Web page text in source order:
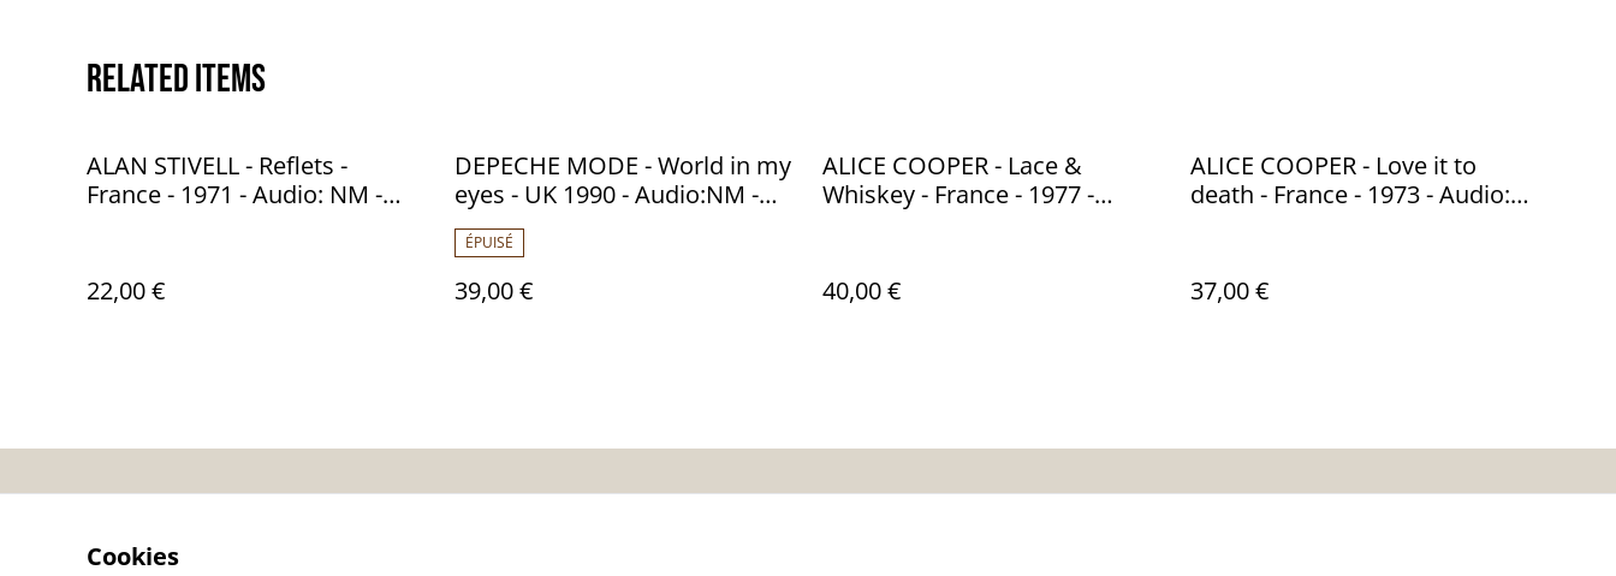
Related items
ALAN STIVELL - Reflets -
France - 1971 - Audio: NM -
22,00 €
DEPECHE MODE - World in my
eyes - UK 1990 - Audio:NM -
Mute – 12 Bong 20
ÉPUISÉ
39,00 €
ALICE COOPER - Lace &
Whiskey - France - 1977 -
40,00 €
ALICE COOPER - Love it to
death - France - 1973 - Audio:
37,00 €
Cookies